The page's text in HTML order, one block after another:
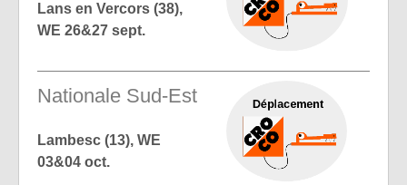
Lans en Vercors (38),
WE 26&27 sept.
Nationale Sud-Est
Lambesc (13), WE
03&04 oct.